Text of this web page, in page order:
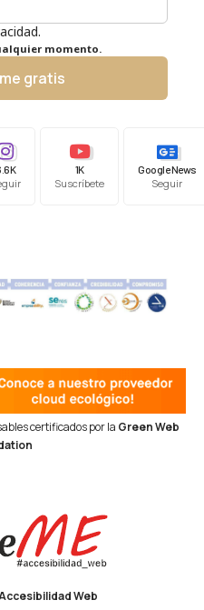
momento.
gratis
1K
Suscríbete
Google News
Seguir
certificados por la Green Web
Web